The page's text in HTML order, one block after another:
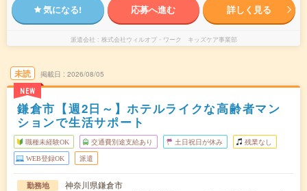
気になる! 応募へ進む 詳しく見る
派遣会社 株式会社ウィルオブ・ワーク キッズケア事業部
未読
NEW
掲載日 2026/08/05
鎌倉市【週2日～】ホテルライクな高齢者マン
ションで生活サポート
職種未経験OK 交通費別途支給あり 土日祝日が休み 残業なし
WEB登録OK 派遣
勤務地
神奈川県鎌倉市